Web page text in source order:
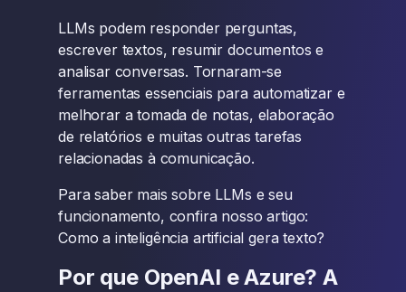
LLMs podem responder perguntas,
escrever textos, resumir documentos e
analisar conversas. Tornaram-se
ferramentas essenciais para automatizar e
melhorar a tomada de notas, elaboração
de relatórios e muitas outras tarefas
relacionadas à comunicação.
Para saber mais sobre LLMs e seu
funcionamento, confira nosso artigo:
Como a inteligência artificial gera texto?
Por que OpenAI e Azure? A